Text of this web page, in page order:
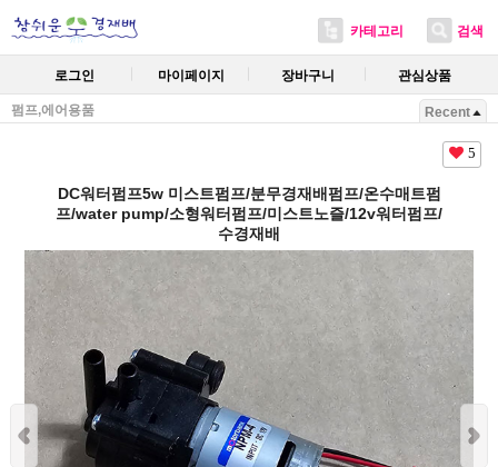
카테고리 검색
로그인 마이페이지 장바구니 관심상품
펌프,에어용품 Recent
5
DC워터펌프5w 미스트펌프/분무경재배펌프/온수매트펌
프/water pump/소형워터펌프/미스트노즐/12v워터펌프/
수경재배